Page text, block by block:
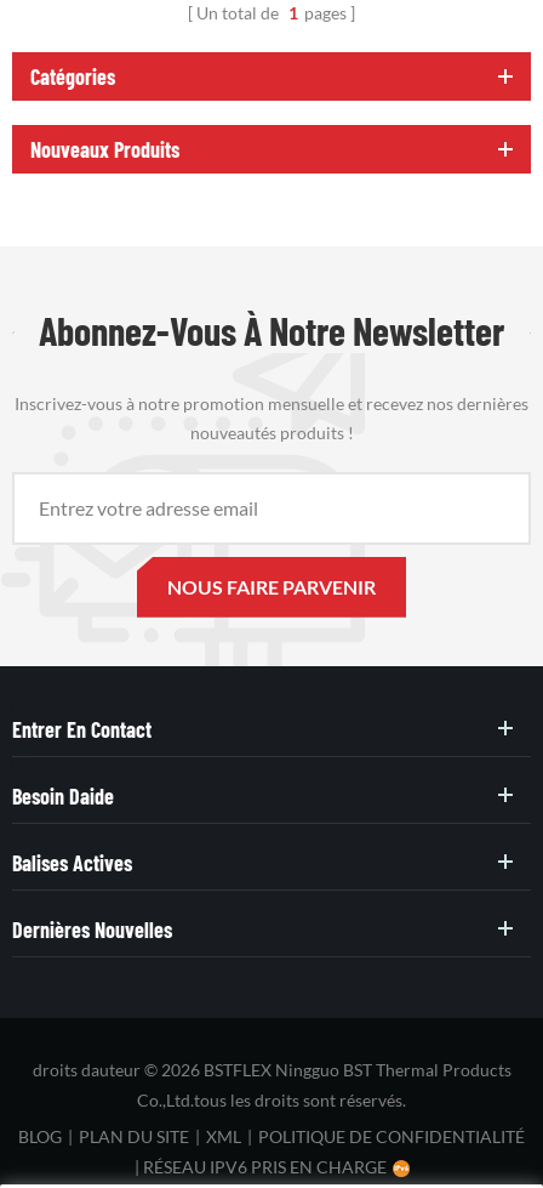
Un total de 1 pages
Catégories
Nouveaux Produits
Abonnez-Vous À Notre Newsletter
Inscrivez-vous à notre promotion mensuelle et recevez nos dernières
nouveautés produits !
Entrer En Contact
Besoin Daide
Balises Actives
Dernières Nouvelles
droits dauteur © 2026 BSTFLEX Ningguo BST Thermal Products
Co.,Ltd.tous les droits sont réservés.
BLOG | PLAN DU SITE | XML | POLITIQUE DE CONFIDENTIALITÉ
| RÉSEAU IPV6 PRIS EN CHARGE